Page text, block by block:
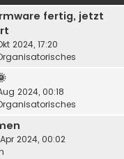
fertig, jetzt
2024, 17:20
2024, 00:18
Apr 2024, 00:02